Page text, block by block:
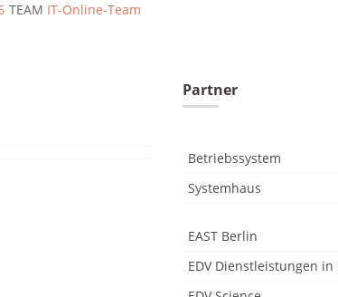
TEAM IT-Online-Team
Partner
Betriebssystem
Systemhaus
EAST Berlin
EDV Dienstleistungen in